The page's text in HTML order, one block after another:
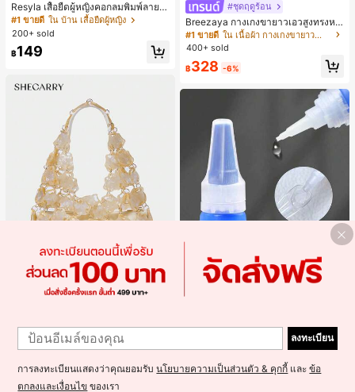
Resyla เสื้อยืดผู้หญิงคอกลมพิมพ์ลายด
อกไม้ 3D ลายพิมพ์
#1 ขายดี ใน บ้าน เสื้อยืดผู้หญิง
200+ sold
฿149
SHECARRY กระเป๋าถือสตรี, สีขาว, แฟ
ชั่น, สง่างาม, วันหยุด, งานปาร์ตี้
เกือบหมดแล้ว!
#1 ขายดี
#1 ขายดี
#1 ขายดี
ใน บรรยากาศฤดูร้อน กระเป๋าหูหิ้วด้านบนผู้หญิง
เกือบหมดแล้ว!
300+ sold
499
#ชุดฤดูร้อน
Breezaya กางเกงขายาวเอวสูงทรงหล
วมขาบานสำหรับผู้หญิง สีขาวเรียบหรูส
ไตล์ชิค เหมาะสำหรับใส่เที่ยวทะเล วันห
ยโอกาสในชีวิตประจำวัน
#1 ขายดี
ใน เนื้อผ้า กางเกงขายาวลำลองผ้า
400+ sold
฿328 -6%
Misscheering กาวติดเล็บปลอม 20 กรั
ม แรงยึดสูง เจลสติกเกอร์เล็บนุ่ม แห้งเร็
ว เหมาะสำหรับผู้เริ่มต้นทำเล็บ ติดทนน
ใน ของเหลว กาวติดเล็บและสารยึดติด
1.4k+ sold
(1000+)
฿39
1
ลงทะเบียน
การลงทะเบียนแสดงว่าคุณยอมรับนโยบายความเป็นส่วนตัว & คุกกี้ และข้อ
ตกลงและเงื่อนไข ของเรา